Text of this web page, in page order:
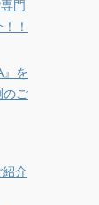
門
！
』を
のご
介